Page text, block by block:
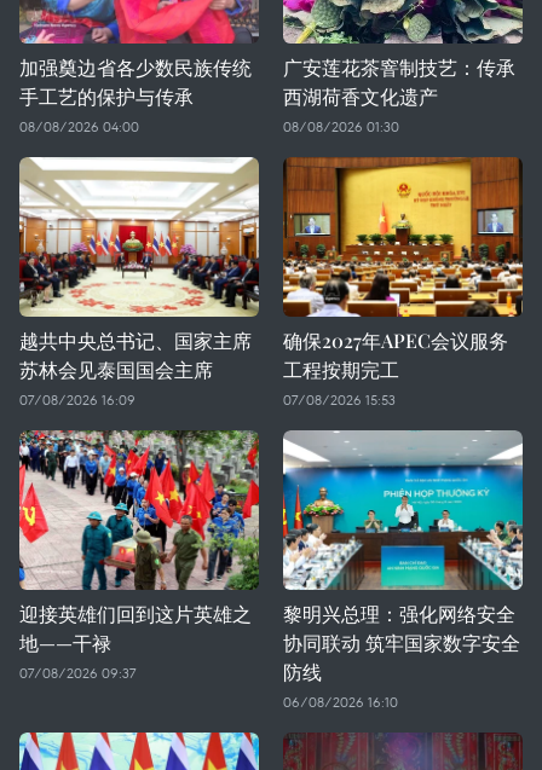
加强奠边省各少数民族传统
手工艺的保护与传承
08/08/2026 04:00
广安莲花茶窨制技艺：传承
西湖荷香文化遗产
08/08/2026 01:30
越共中央总书记、国家主席
苏林会见泰国国会主席
07/08/2026 16:09
确保2027年APEC会议服务
工程按期完工
07/08/2026 15:53
迎接英雄们回到这片英雄之
地——干禄
07/08/2026 09:37
黎明兴总理：强化网络安全
协同联动 筑牢国家数字安全
防线
06/08/2026 16:10